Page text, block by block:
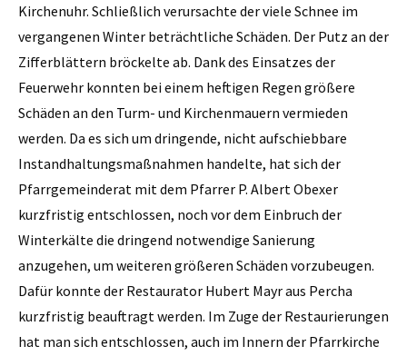
Kirchenuhr. Schließlich verursachte der viele Schnee im
vergangenen Winter beträchtliche Schäden. Der Putz an der
Zifferblättern bröckelte ab. Dank des Einsatzes der
Feuerwehr konnten bei einem heftigen Regen größere
Schäden an den Turm- und Kirchenmauern vermieden
werden. Da es sich um dringende, nicht aufschiebbare
Instandhaltungsmaßnahmen handelte, hat sich der
Pfarrgemeinderat mit dem Pfarrer P. Albert Obexer
kurzfristig entschlossen, noch vor dem Einbruch der
Winterkälte die dringend notwendige Sanierung
anzugehen, um weiteren größeren Schäden vorzubeugen.
Dafür konnte der Restaurator Hubert Mayr aus Percha
kurzfristig beauftragt werden. Im Zuge der Restaurierungen
hat man sich entschlossen, auch im Innern der Pfarrkirche